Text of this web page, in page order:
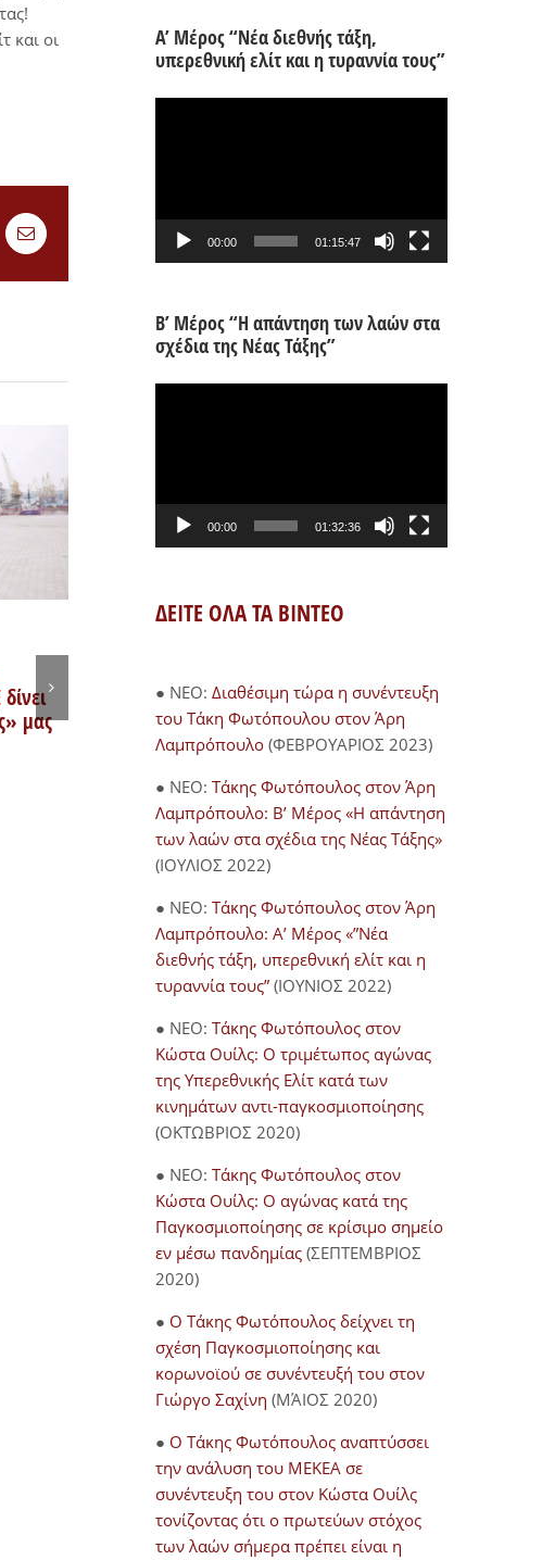
και οι
Email
μας
ΑΓΡΟΤΕΣ ΣΤΑ ΜΠΛΟΚΑ –
07/02/2024
Α’ Μέρος “Νέα διεθνής τάξη,
υπερεθνική ελίτ και η τυραννία τους”
00:00 01:15:47
Β’ Μέρος “Η απάντηση των λαών στα
σχέδια της Νέας Τάξης”
00:00 01:32:36
ΔΕΙΤΕ ΟΛΑ ΤΑ ΒΙΝΤΕΟ
● NEO: Διαθέσιμη τώρα η συνέντευξη
του Τάκη Φωτόπουλου στον Άρη
Λαμπρόπουλο(ΦΕΒΡΟΥΑΡΙΟΣ 2023)
● NEO: Τάκης Φωτόπουλος στον Άρη
Λαμπρόπουλο: Β’ Μέρος «Η απάντηση
των λαών στα σχέδια της Νέας Τάξης»
(ΙΟΥΛΙΟΣ 2022)
● NEO: Τάκης Φωτόπουλος στον Άρη
Λαμπρόπουλο: Α’ Μέρος «”Νέα
διεθνής τάξη, υπερεθνική ελίτ και η
τυραννία τους” (ΙΟΥΝΙΟΣ 2022)
● NEO: Τάκης Φωτόπουλος στον
Κώστα Ουίλς: Ο τριμέτωπος αγώνας
της Υπερεθνικής Ελίτ κατά των
κινημάτων αντι-παγκοσμιοποίησης
(ΟΚΤΩΒΡΙΟΣ 2020)
● NEO: Τάκης Φωτόπουλος στον
Κώστα Ουίλς: Ο αγώνας κατά της
Παγκοσμιοποίησης σε κρίσιμο σημείο
εν μέσω πανδημίας (ΣΕΠΤΕΜΒΡΙΟΣ
2020)
● Ο Τάκης Φωτόπουλος δείχνει τη
σχέση Παγκοσμιοποίησης και
κορωνοϊού σε συνέντευξή του στον
Γιώργο Σαχίνη (ΜΆΙΟΣ 2020)
● O Τάκης Φωτόπουλος αναπτύσσει
την ανάλυση του ΜΕΚΕΑ σε
συνέντευξη του στον Κώστα Ουίλς
τονίζοντας ότι ο πρωτεύων στόχος
των λαών σήμερα πρέπει είναι η